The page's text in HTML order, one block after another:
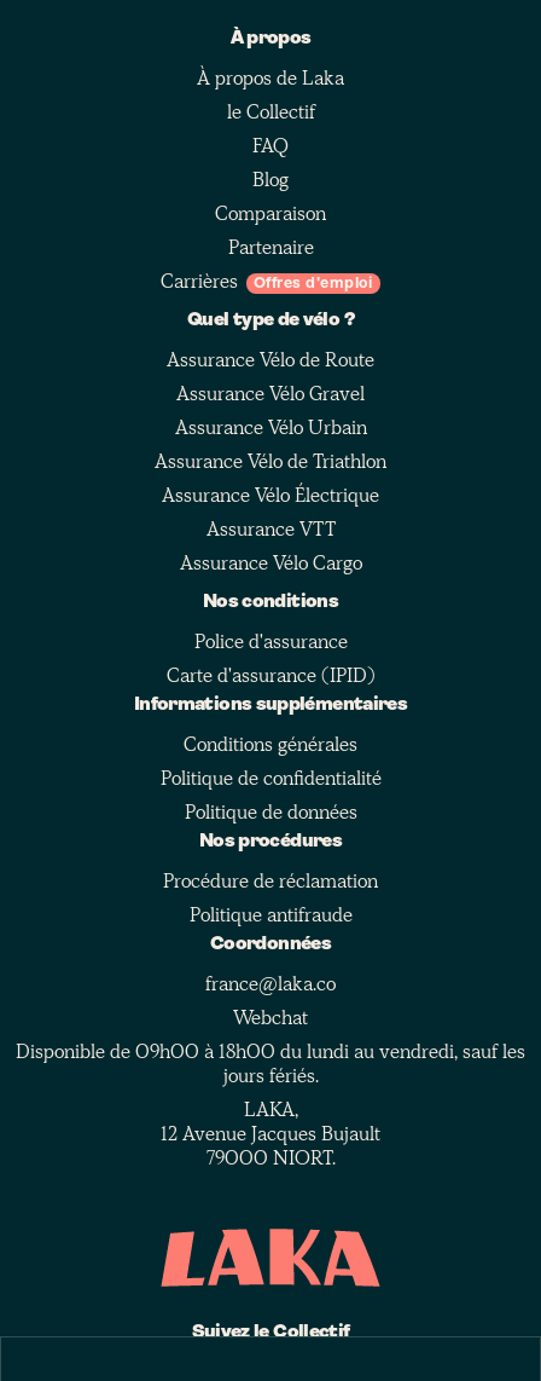
À propos
À propos de Laka
le Collectif
FAQ
Blog
Comparaison
Partenaire
Carrières
Offres d'emploi
Quel type de vélo ?
Assurance Vélo de Route
Assurance Vélo Gravel
Assurance Vélo Urbain
Assurance Vélo de Triathlon
Assurance Vélo Électrique
Assurance VTT
Assurance Vélo Cargo
Nos conditions
Police d'assurance
Carte d'assurance (IPID)
Informations supplémentaires
Conditions générales
Politique de confidentialité
Politique de données
Nos procédures
Procédure de réclamation
Politique antifraude
Coordonnées
france@laka.co
Webchat
Disponible de 09h00 à 18h00 du lundi au vendredi, sauf les
jours fériés.
LAKA,
12 Avenue Jacques Bujault
79000 NIORT.
Suivez le Collectif